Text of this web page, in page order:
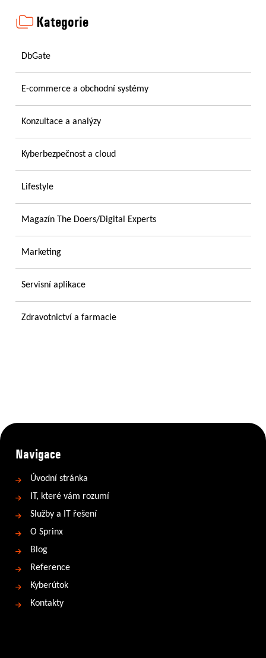
Kategorie
DbGate
E-commerce a obchodní systémy
Konzultace a analýzy
Kyberbezpečnost a cloud
Lifestyle
Magazín The Doers/Digital Experts
Marketing
Servisní aplikace
Zdravotnictví a farmacie
Navigace
Úvodní stránka
IT, které vám rozumí
Služby a IT řešení
O Sprinx
Blog
Reference
Kyberútok
Kontakty